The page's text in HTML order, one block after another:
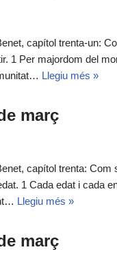
capítol trenta-un:
1 Per majordom del
Llegiu més »
març
capítol trenta: Com
1 Cada edat i cada
Llegiu més »
març